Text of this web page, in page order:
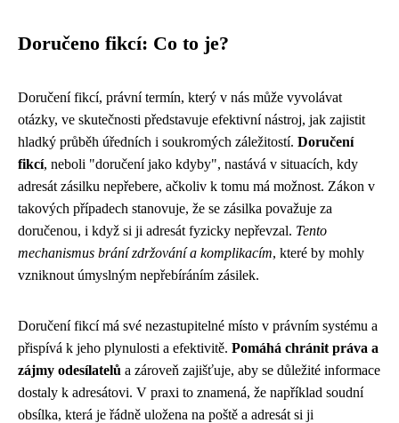
Doručeno fikcí: Co to je?
Doručení fikcí, právní termín, který v nás může vyvolávat
otázky, ve skutečnosti představuje efektivní nástroj, jak zajistit
hladký průběh úředních i soukromých záležitostí. Doručení
fikcí, neboli "doručení jako kdyby", nastává v situacích, kdy
adresát zásilku nepřebere, ačkoliv k tomu má možnost. Zákon v
takových případech stanovuje, že se zásilka považuje za
doručenou, i když si ji adresát fyzicky nepřevzal. Tento
mechanismus brání zdržování a komplikacím, které by mohly
vzniknout úmyslným nepřebíráním zásilek.
Doručení fikcí má své nezastupitelné místo v právním systému a
přispívá k jeho plynulosti a efektivitě. Pomáhá chránit práva a
zájmy odesílatelů a zároveň zajišťuje, aby se důležité informace
dostaly k adresátovi. V praxi to znamená, že například soudní
obsílka, která je řádně uložena na poště a adresát si ji